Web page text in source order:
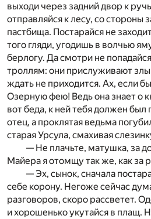
выходи через задний двор к
отправляйся к лесу, со стороны
пастбища. Постарайся не
того гляди, угодишь в волчью
берлогу. Да смотри не
троллям: они прислуживают
ждать не приходится. Ах, если
Озерную фею! Ведь она знает о
вот беда, к ней тебя должен
отец, а проклятая ведьма
старая Урсула, смахивая
— Не плачьте, матушка, за
Майера я отомщу так же, как за
— Эх, сынок, сначала
себе корону. Негоже сейчас
разговоров, скоро рассветет.
и хорошенько укутайся в плащ.